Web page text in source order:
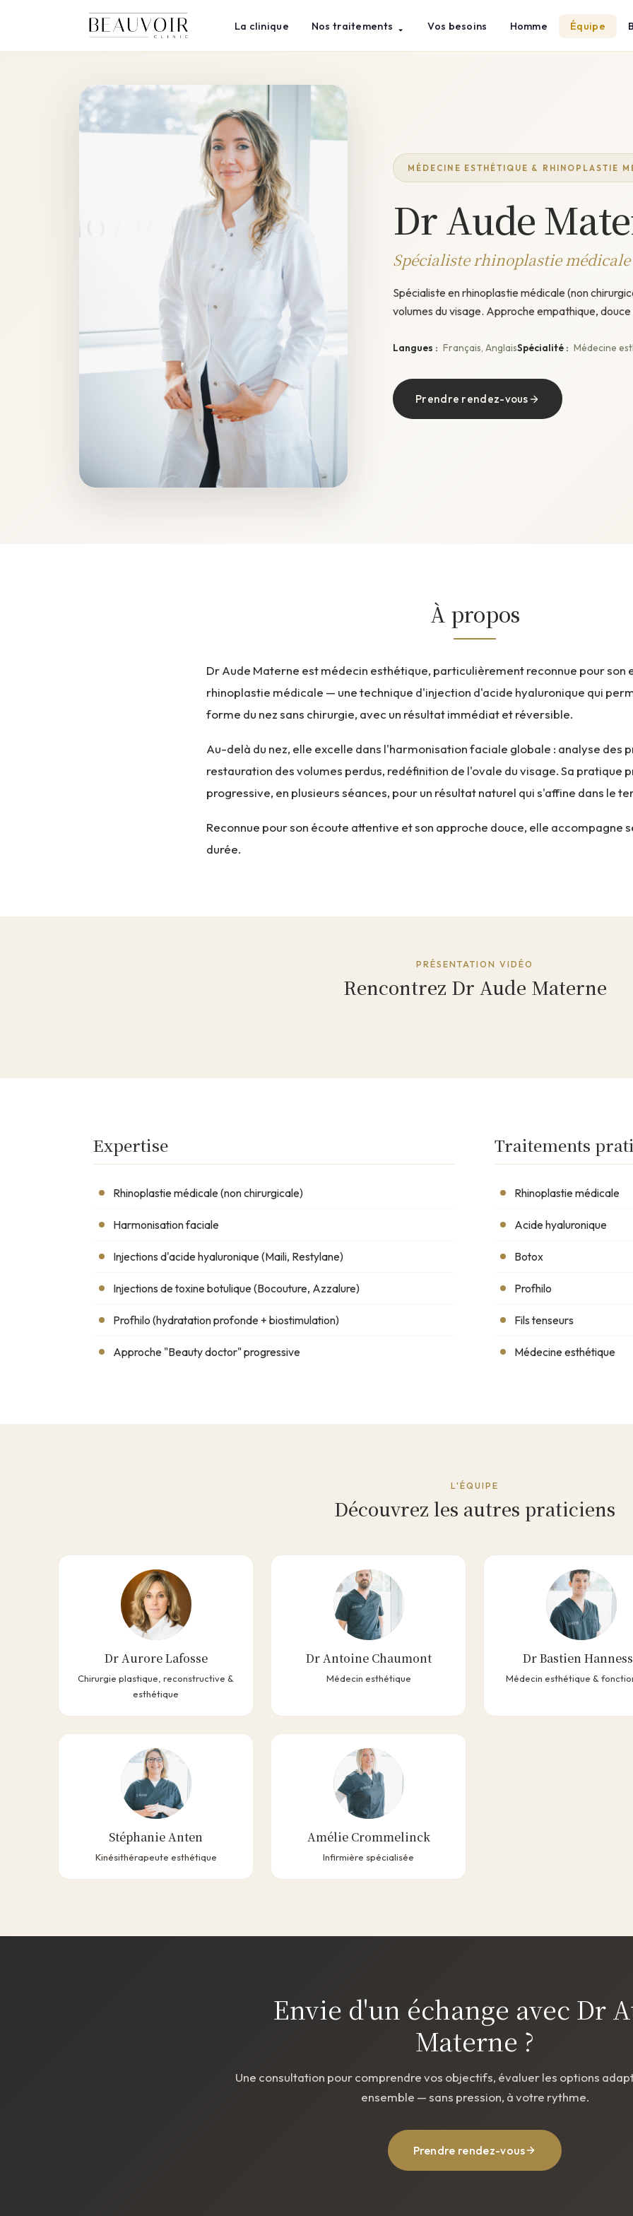
La clinique Nos traitements Vos besoins Homme Équipe
MÉDECINE ESTHÉTIQUE & RHINOPLASTIE
Dr Aude
Spécialiste rhinoplastie
Spécialiste en rhinoplastie médicale (non
volumes du visage. Approche empathique,
Langues : Français, AnglaisSpécialité : Médecine
Prendre rendez-vous
À propos
Dr Aude Materne est médecin esthétique, particulièrement reconnue pour son
rhinoplastie médicale — une technique d'injection d'acide hyaluronique qui
forme du nez sans chirurgie, avec un résultat immédiat et réversible.
Au-delà du nez, elle excelle dans l'harmonisation faciale globale : analyse des
restauration des volumes perdus, redéfinition de l'ovale du visage. Sa pratique
progressive, en plusieurs séances, pour un résultat naturel qui s'affine dans le
Reconnue pour son écoute attentive et son approche douce, elle accompagne
durée.
PRÉSENTATION VIDÉO
Rencontrez Dr Aude Materne
Expertise
Rhinoplastie médicale (non chirurgicale)
Harmonisation faciale
Injections d'acide hyaluronique (Maili, Restylane)
Injections de toxine botulique (Bocouture, Azzalure)
Profhilo (hydratation profonde + biostimulation)
Approche "Beauty doctor" progressive
Traitements
Rhinoplastie médicale
Acide hyaluronique
Botox
Profhilo
Fils tenseurs
Médecine esthétique
L'ÉQUIPE
Découvrez les autres praticiens
Dr Aurore Lafosse
Chirurgie plastique, reconstructive &
esthétique
Dr Antoine Chaumont
Médecin esthétique
Dr Bastien
Médecin esthétique &
Stéphanie Anten
Kinésithérapeute esthétique
Amélie Crommelinck
Infirmière spécialisée
Envie d'un échange avec Dr
Materne ?
Une consultation pour comprendre vos objectifs, évaluer les options
ensemble — sans pression, à votre rythme.
Prendre rendez-vous